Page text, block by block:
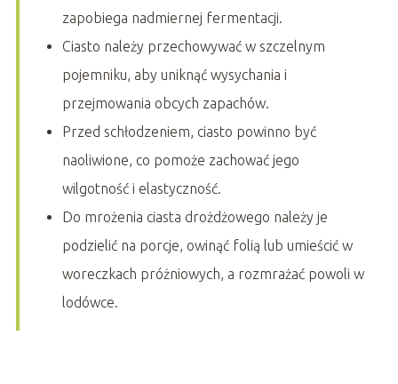
zapobiega nadmiernej fermentacji.
Ciasto należy przechowywać w szczelnym
pojemniku, aby uniknąć wysychania i
przejmowania obcych zapachów.
Przed schłodzeniem, ciasto powinno być
naoliwione, co pomoże zachować jego
wilgotność i elastyczność.
Do mrożenia ciasta drożdżowego należy je
podzielić na porcje, owinąć folią lub umieścić w
woreczkach próżniowych, a rozmrażać powoli w
lodówce.